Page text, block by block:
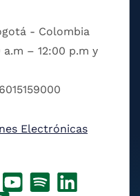
- Colombia
– 12:00 p.m y
Electrónicas